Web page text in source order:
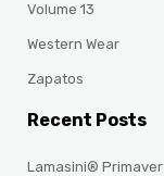
Volume 13
Western Wear
Zapatos
Recent Posts
Lamasini®